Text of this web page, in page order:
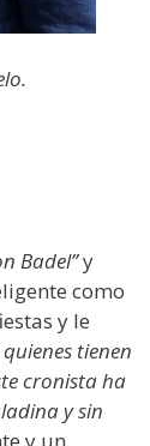
Badel”y
como
y le
tienen
cronista ha
y sin
y un